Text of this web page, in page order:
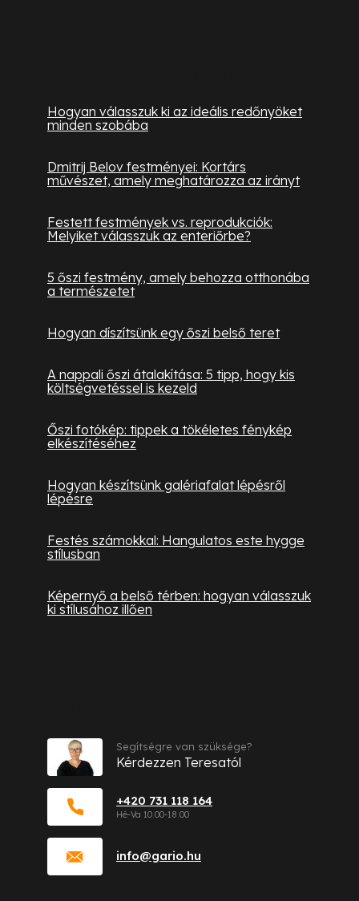
Hogyan válasszuk ki az ideális redőnyöket
minden szobába
Dmitrij Belov festményei: Kortárs
művészet, amely meghatározza az irányt
Festett festmények vs. reprodukciók:
Melyiket válasszuk az enteriőrbe?
5 őszi festmény, amely behozza otthonába
a természetet
Hogyan díszítsünk egy őszi belső teret
A nappali őszi átalakítása: 5 tipp, hogy kis
költségvetéssel is kezeld
Őszi fotókép: tippek a tökéletes fénykép
elkészítéséhez
Hogyan készítsünk galériafalat lépésről
lépésre
Festés számokkal: Hangulatos este hygge
stílusban
Képernyő a belső térben: hogyan válasszuk
ki stílusához illően
info@gario.hu
+420 731 118 164
Segítségre van szüksége?
Kérdezzen Teresatól